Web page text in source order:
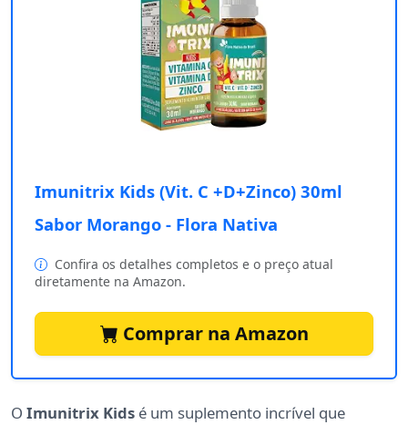
Imunitrix Kids (Vit. C +D+Zinco) 30ml
Sabor Morango - Flora Nativa
Confira os detalhes completos e o preço atual
diretamente na Amazon.
Comprar na Amazon
O Imunitrix Kids é um suplemento incrível que